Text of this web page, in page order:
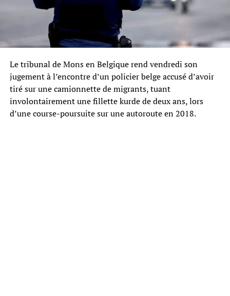
Le tribunal de Mons en Belgique rend vendredi son
jugement à l’encontre d’un policier belge accusé d’avoir
tiré sur une camionnette de migrants, tuant
involontairement une fillette kurde de deux ans, lors
d’une course-poursuite sur une autoroute en 2018.